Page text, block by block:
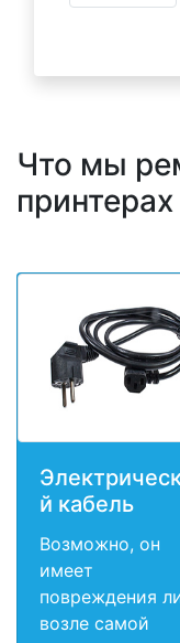
Что мы
й кабель
Возможно, он
имеет
повреждения
возле самой